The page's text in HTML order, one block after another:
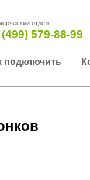
отдел:
579-88-99
подключить